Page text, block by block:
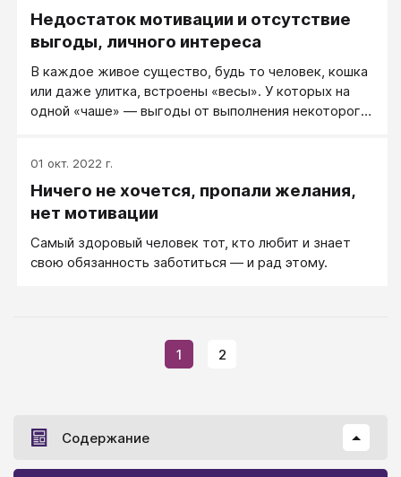
Недостаток мотивации и отсутствие
выгоды, личного интереса
В каждое живое существо, будь то человек, кошка
или даже улитка, встроены «весы». У которых на
одной «чаше» — выгоды от выполнения некоторого
01 окт. 2022 г.
Ничего не хочется, пропали желания,
нет мотивации
Самый здоровый человек тот, кто любит и знает
свою обязанность заботиться — и рад этому.
1 2
Содержание